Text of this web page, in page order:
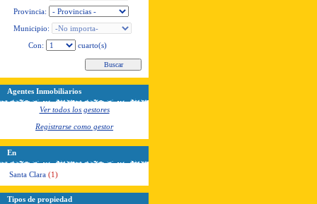
Provincia:
Municipio:
Con:
cuarto(s)
Agentes Inmobiliarios
Ver todos los gestores
Registrarse como gestor
En
Santa Clara (1)
Tipos de propiedad